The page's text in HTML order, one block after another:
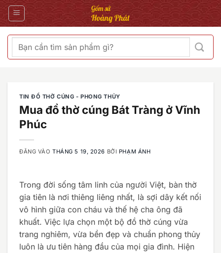
Bỏ
qua
Tìm
kiếm:
TIN ĐỒ THỜ CÚNG - PHONG THỦY
Mua đồ thờ cúng Bát Tràng ở Vĩnh
Phúc
ĐĂNG VÀOTHÁNG 5 19, 2026 BỞI PHẠM ÁNH
Trong đời sống tâm linh của người Việt, bàn thờ
gia tiên là nơi thiêng liêng nhất, là sợi dây kết nối
vô hình giữa con cháu và thế hệ cha ông đã
khuất. Việc lựa chọn một bộ đồ thờ cúng vừa
trang nghiêm, vừa bền đẹp và chuẩn phong thủy
luôn là ưu tiên hàng đầu của mọi gia đình. Hiện